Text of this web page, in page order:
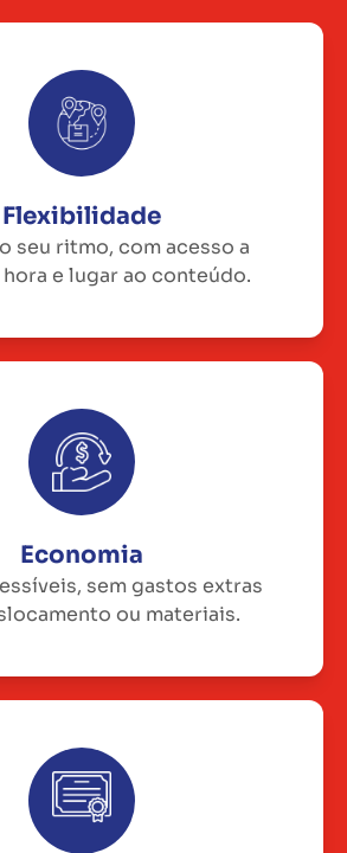
Flexibilidade
seu ritmo, com acesso a
e lugar ao conteúdo.
Economia
sem gastos extras
ou materiais.